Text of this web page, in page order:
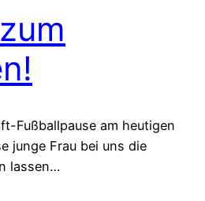
Fußballpause am heutigen
junge Frau bei uns die
lassen…